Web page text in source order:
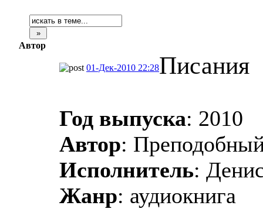
Автор
01-Дек-2010 22:28Писания
Год выпуска: 2010
Автор:
Исполнитель:
Жанр: аудиокнига